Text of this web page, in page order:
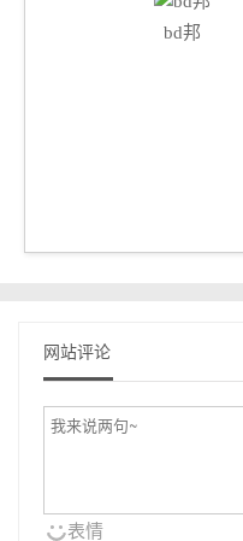
bd邦
网站评论
表情